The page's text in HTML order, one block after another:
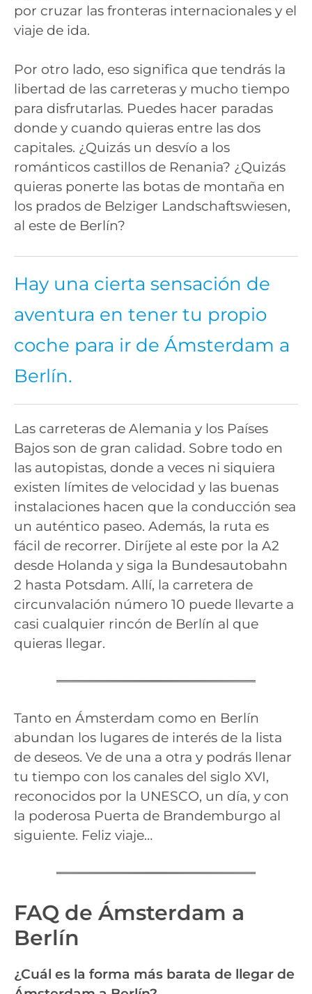
por cruzar las fronteras internacionales y el
viaje de ida.
Por otro lado, eso significa que tendrás la
libertad de las carreteras y mucho tiempo
para disfrutarlas. Puedes hacer paradas
donde y cuando quieras entre las dos
capitales. ¿Quizás un desvío a los
románticos castillos de Renania? ¿Quizás
quieras ponerte las botas de montaña en
los prados de Belziger Landschaftswiesen,
al este de Berlín?
Hay una cierta sensación de
aventura en tener tu propio
coche para ir de Ámsterdam a
Berlín.
Las carreteras de Alemania y los Países
Bajos son de gran calidad. Sobre todo en
las autopistas, donde a veces ni siquiera
existen límites de velocidad y las buenas
instalaciones hacen que la conducción sea
un auténtico paseo. Además, la ruta es
fácil de recorrer. Diríjete al este por la A2
desde Holanda y siga la Bundesautobahn
2 hasta Potsdam. Allí, la carretera de
circunvalación número 10 puede llevarte a
casi cualquier rincón de Berlín al que
quieras llegar.
Tanto en Ámsterdam como en Berlín
abundan los lugares de interés de la lista
de deseos. Ve de una a otra y podrás llenar
tu tiempo con los canales del siglo XVI,
reconocidos por la UNESCO, un día, y con
la poderosa Puerta de Brandemburgo al
siguiente. Feliz viaje…
FAQ de Ámsterdam a
Berlín
¿Cuál es la forma más barata de llegar de